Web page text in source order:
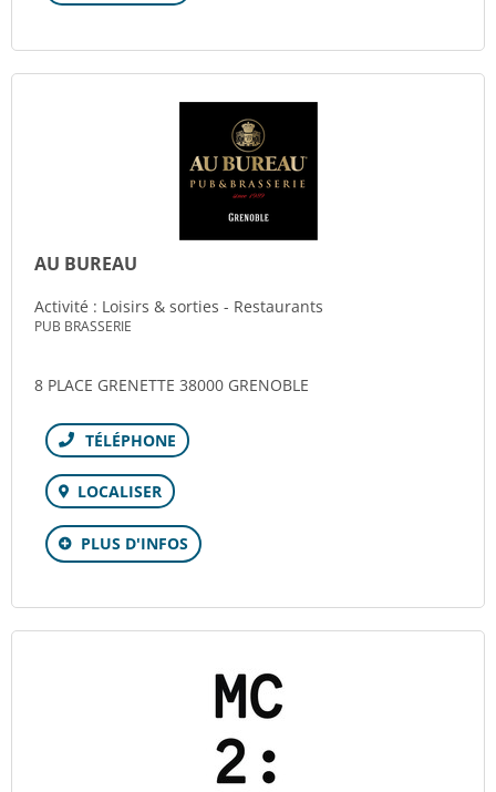
AU BUREAU
Activité : Loisirs & sorties - Restaurants
PUB BRASSERIE
8 PLACE GRENETTE 38000 GRENOBLE
Téléphone
LOCALISER
PLUS D'INFOS